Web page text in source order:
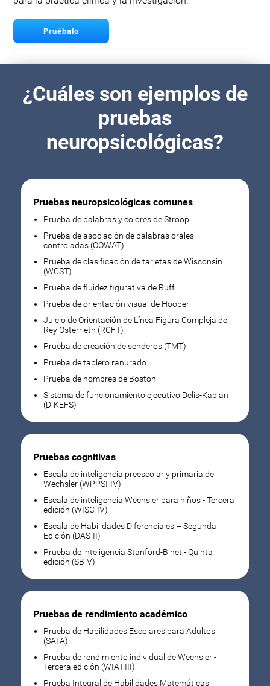
Pruébalo
¿Cuáles son ejemplos de
pruebas
neuropsicológicas?
Pruebas neuropsicológicas comunes
Prueba de palabras y colores de Stroop
Prueba de asociación de palabras orales
controladas (COWAT)
Prueba de clasificación de tarjetas de Wisconsin
(WCST)
Prueba de fluidez figurativa de Ruff
Prueba de orientación visual de Hooper
Juicio de Orientación de Línea Figura Compleja de
Rey Osterrieth (RCFT)
Prueba de creación de senderos (TMT)
Prueba de tablero ranurado
Prueba de nombres de Boston
Sistema de funcionamiento ejecutivo Delis-Kaplan
(D-KEFS)
Pruebas cognitivas
Escala de inteligencia preescolar y primaria de
Wechsler (WPPSI-IV)
Escala de inteligencia Wechsler para niños - Tercera
edición (WISC-IV)
Escala de Habilidades Diferenciales – Segunda
Edición (DAS-II)
Prueba de inteligencia Stanford-Binet - Quinta
edición (SB-V)
Pruebas de rendimiento académico
Prueba de Habilidades Escolares para Adultos
(SATA)
Prueba de rendimiento individual de Wechsler -
Tercera edición (WIAT-III)
Prueba Integral de Habilidades Matemáticas